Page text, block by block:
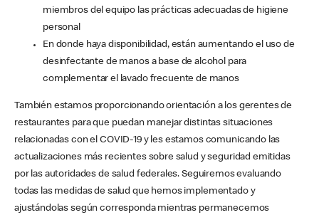
miembros del equipo las prácticas adecuadas de higiene
personal
En donde haya disponibilidad, están aumentando el uso de
desinfectante de manos a base de alcohol para
complementar el lavado frecuente de manos
También estamos proporcionando orientación a los gerentes de
restaurantes para que puedan manejar distintas situaciones
relacionadas con el COVID-19 y les estamos comunicando las
actualizaciones más recientes sobre salud y seguridad emitidas
por las autoridades de salud federales. Seguiremos evaluando
todas las medidas de salud que hemos implementado y
ajustándolas según corresponda mientras permanecemos